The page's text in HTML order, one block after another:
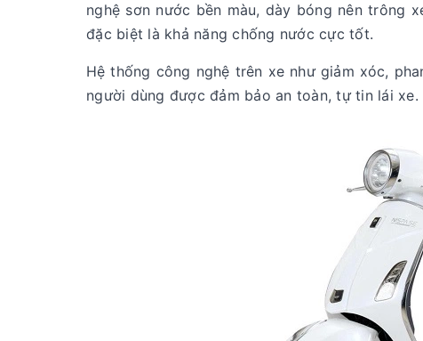
nghệ sơn nước bền màu, dày bóng nên trông
đặc biệt là khả năng chống nước cực tốt.
Hệ thống công nghệ trên xe như giảm xóc,
người dùng được đảm bảo an toàn, tự tin lái xe.